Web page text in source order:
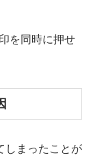
を同時に押せ
しまったことが